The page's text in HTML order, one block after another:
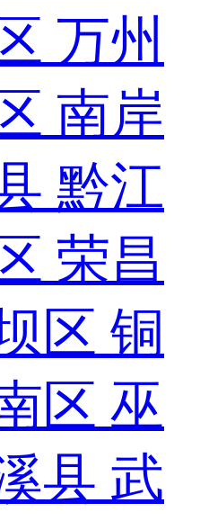
万州
南岸
黔江
荣昌
区 铜
区 巫
县 武